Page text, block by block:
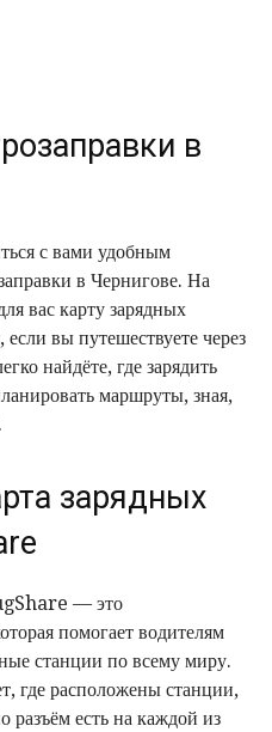
в
с вами удобным
в Чернигове. На
вас карту зарядных
вы путешествуете через
найдёте, где зарядить
маршруты, зная,
зарядных
— это
помогает водителям
станции по всему миру.
где расположены станции,
разъём есть на каждой из